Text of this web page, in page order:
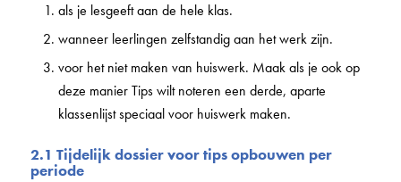
als je lesgeeft aan de hele klas.
wanneer leerlingen zelfstandig aan het werk zijn.
voor het niet maken van huiswerk. Maak als je ook op
deze manier Tips wilt noteren een derde, aparte
klassenlijst speciaal voor huiswerk maken.
2.1 Tijdelijk dossier voor tips opbouwen per
periode